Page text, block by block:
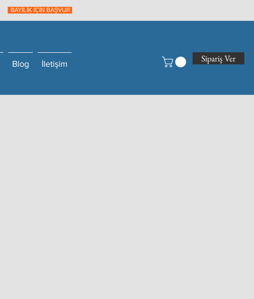
BAYİLİK İÇİN BAŞVUR
Blog İletişim Sipariş Ver